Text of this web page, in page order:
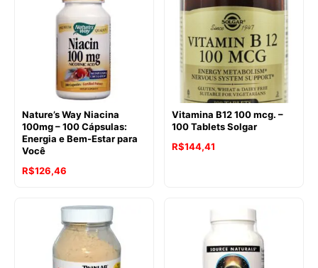
Nature’s Way Niacina
100mg – 100 Cápsulas:
Energia e Bem-Estar para
Você
R$126,46
Vitamina B12 100 mcg. –
100 Tablets Solgar
R$144,41